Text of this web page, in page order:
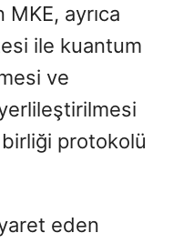
ayrıca
ile kuantum
ve
protokolü
eden